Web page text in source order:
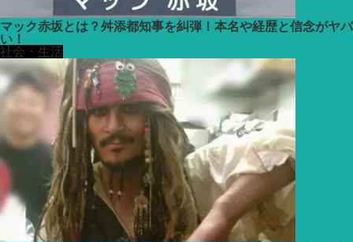
マック赤坂とは？舛添都知事を糾弾！本名や経歴と信念がヤバ
い！
社会・生活